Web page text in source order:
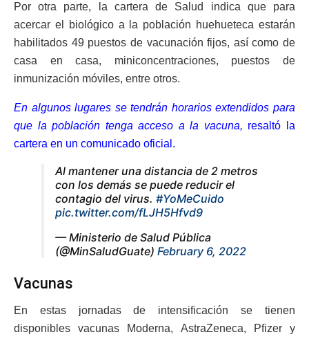
Por otra parte, la cartera de Salud indica que para
acercar el biológico a la población huehueteca estarán
habilitados 49 puestos de vacunación fijos, así como de
casa en casa, miniconcentraciones, puestos de
inmunización móviles, entre otros.
En algunos lugares se tendrán horarios extendidos para
que la población tenga acceso a la vacuna, resaltó la
cartera en un comunicado oficial.
Al mantener una distancia de 2 metros
con los demás se puede reducir el
contagio del virus. #YoMeCuido
pic.twitter.com/fLJH5Hfvd9
— Ministerio de Salud Pública
(@MinSaludGuate) February 6, 2022
Vacunas
En estas jornadas de intensificación se tienen
disponibles vacunas Moderna, AstraZeneca, Pfizer y